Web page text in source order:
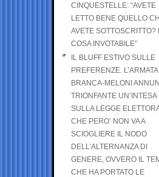
CINQUESTELLE: “AVETE
LETTO BENE QUELLO
AVETE SOTTOSCRITTO?
COSA INVOTABILE”
IL BLUFF ESTIVO SULLE
PREFERENZE. L’ARMATA
BRANCA-MELONI
TRIONFANTE UN’INTESA
SULLA LEGGE
CHE PERO’ NON VA A
SCIOGLIERE IL NODO
DELL’ALTERNANZA DI
GENERE, OVVERO IL
CHE HA PORTATO LE